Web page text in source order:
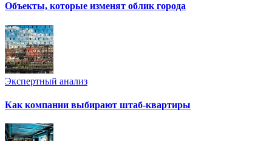
Объекты, которые изменят облик города
Экспертный анализ
Как компании выбирают штаб-квартиры